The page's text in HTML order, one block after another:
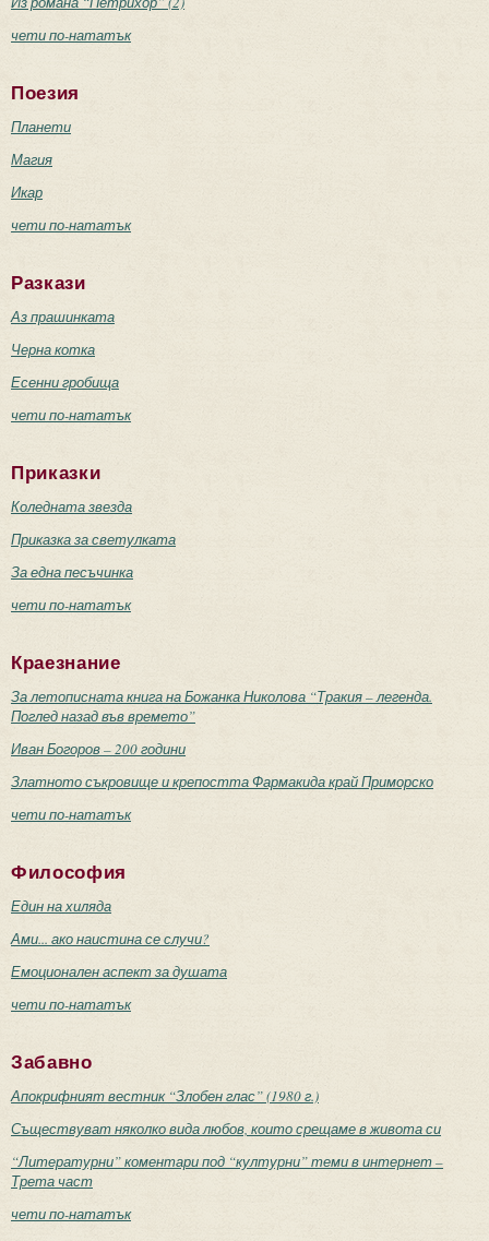
чети по-нататък
Поезия
Планети
Магия
Икар
чети по-нататък
Разкази
Аз прашинката
Черна котка
Есенни гробища
чети по-нататък
Приказки
Коледната звезда
Приказка за светулката
За една песъчинка
чети по-нататък
Краезнание
За летописната книга на Божанка Николова “Тракия – легенда.
Поглед назад във времето”
Иван Богоров – 200 години
Златното съкровище и крепостта Фармакида край Приморско
чети по-нататък
Философия
Един на хиляда
Ами... ако наистина се случи?
Емоционален аспект за душата
чети по-нататък
Забавно
Апокрифният вестник “Злобен глас” (1980 г.)
Съществуват няколко вида любов, които срещаме в живота си
“Литературни” коментари под “културни” теми в интернет –
Трета част
чети по-нататък